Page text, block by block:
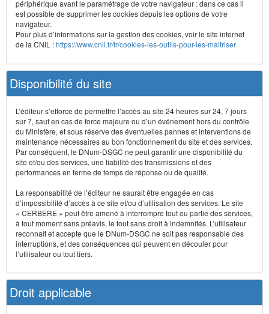
périphérique avant le paramétrage de votre navigateur : dans ce cas il
est possible de supprimer les cookies depuis les options de votre
navigateur.
Pour plus d’informations sur la gestion des cookies, voir le site internet
de la CNIL :https://www.cnil.fr/fr/cookies-les-outils-pour-les-maitriser
Disponibilité du site
L’éditeur s’efforce de permettre l’accès au site 24 heures sur 24, 7 jours
sur 7, sauf en cas de force majeure ou d’un événement hors du contrôle
du Ministère, et sous réserve des éventuelles pannes et interventions de
maintenance nécessaires au bon fonctionnement du site et des services.
Par conséquent, le DNum-DSGC ne peut garantir une disponibilité du
site et/ou des services, une fiabilité des transmissions et des
performances en terme de temps de réponse ou de qualité.
La responsabilité de l’éditeur ne saurait être engagée en cas
d’impossibilité d’accès à ce site et/ou d’utilisation des services. Le site
« CERBERE » peut être amené à interrompre tout ou partie des services,
à tout moment sans préavis, le tout sans droit à indemnités. L’utilisateur
reconnaît et accepte que le DNum-DSGC ne soit pas responsable des
interruptions, et des conséquences qui peuvent en découler pour
l’utilisateur ou tout tiers.
Droit applicable